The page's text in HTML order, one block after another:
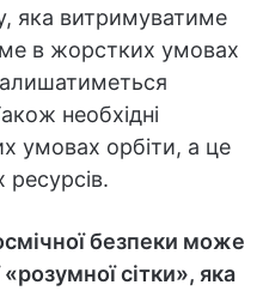
яка витримуватиме
в жорстких умовах
необхідні
умовах орбіти, а це
ресурсів.
безпеки може
сітки», яка